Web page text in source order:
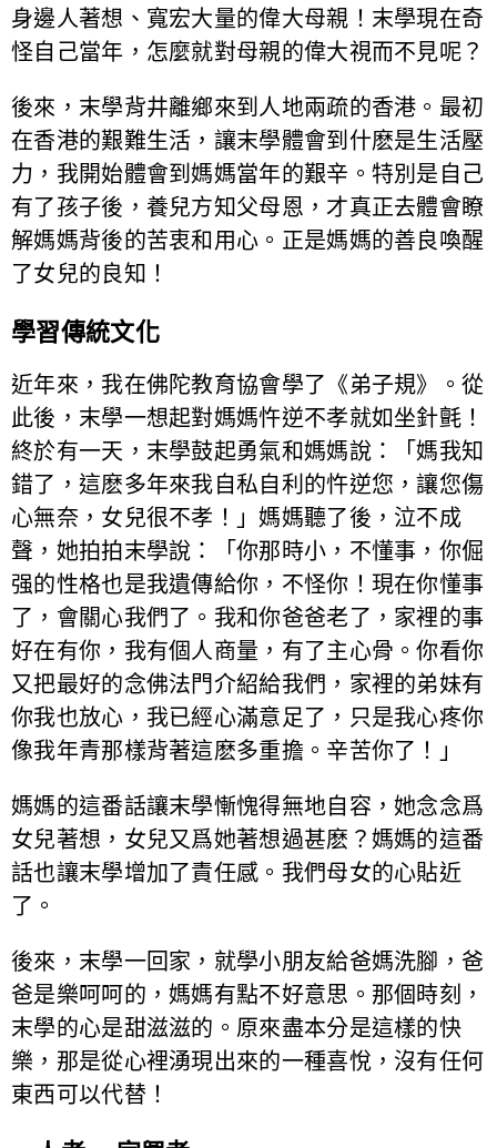
身邊人著想、寬宏大量的偉大母親！末學現在奇
怪自己當年，怎麼就對母親的偉大視而不見呢？
後來，末學背井離鄉來到人地兩疏的香港。最初
在香港的艱難生活，讓末學體會到什麽是生活壓
力，我開始體會到媽媽當年的艱辛。特別是自己
有了孩子後，養兒方知父母恩，才真正去體會瞭
解媽媽背後的苦衷和用心。正是媽媽的善良喚醒
了女兒的良知！
學習傳統文化
近年來，我在佛陀教育協會學了《弟子規》。從
此後，末學一想起對媽媽忤逆不孝就如坐針氈！
終於有一天，末學鼓起勇氣和媽媽說：「媽我知
錯了，這麽多年來我自私自利的忤逆您，讓您傷
心無奈，女兒很不孝！」媽媽聽了後，泣不成
聲，她拍拍末學說：「你那時小，不懂事，你倔
强的性格也是我遺傳給你，不怪你！現在你懂事
了，會關心我們了。我和你爸爸老了，家裡的事
好在有你，我有個人商量，有了主心骨。你看你
又把最好的念佛法門介紹給我們，家裡的弟妹有
你我也放心，我已經心滿意足了，只是我心疼你
像我年青那樣背著這麽多重擔。辛苦你了！」
媽媽的這番話讓末學慚愧得無地自容，她念念爲
女兒著想，女兒又爲她著想過甚麽？媽媽的這番
話也讓末學增加了責任感。我們母女的心貼近
了。
後來，末學一回家，就學小朋友給爸媽洗腳，爸
爸是樂呵呵的，媽媽有點不好意思。那個時刻，
末學的心是甜滋滋的。原來盡本分是這樣的快
樂，那是從心裡湧現出來的一種喜悅，沒有任何
東西可以代替！